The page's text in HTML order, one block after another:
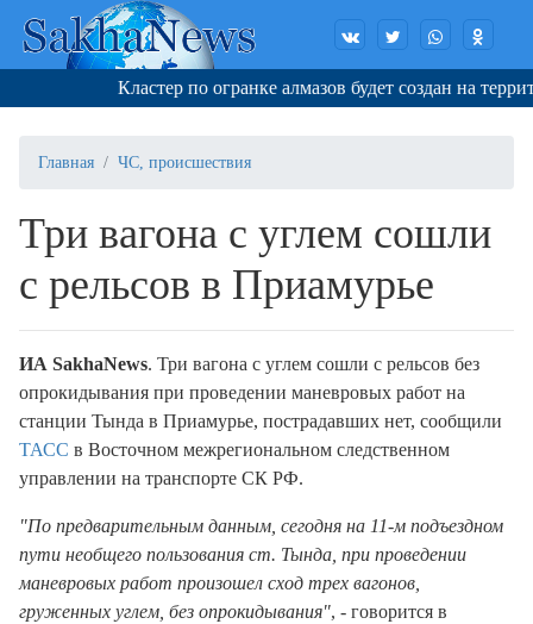
Кластер по огранке алмазов будет создан на
Главная ЧС, происшествия
Три вагона с углем сошли
с рельсов в Приамурье
ИА SakhaNews. Три вагона с углем сошли с рельсов без
опрокидывания при проведении маневровых работ на
станции Тында в Приамурье, пострадавших нет, сообщили
ТАСС в Восточном межрегиональном следственном
управлении на транспорте СК РФ.
"По предварительным данным, сегодня на 11-м подъездном
пути необщего пользования ст. Тында, при проведении
маневровых работ произошел сход трех вагонов,
груженных углем, без опрокидывания", - говорится в